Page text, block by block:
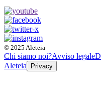
© 2025 Aleteia
Chi siamo noi?Avviso legale
Aleteia
Privacy